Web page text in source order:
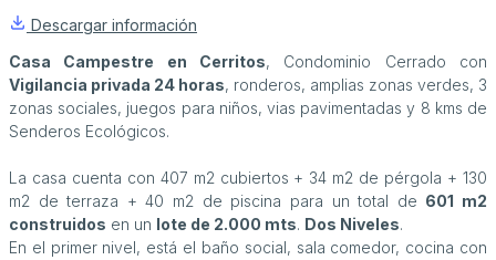
Descargar información
Casa Campestre en Cerritos, Condominio Cerrado con
Vigilancia privada 24 horas, ronderos, amplias zonas verdes, 3
zonas sociales, juegos para niños, vias pavimentadas y 8 kms de
Senderos Ecológicos.
La casa cuenta con 407 m2 cubiertos + 34 m2 de pérgola + 130
m2 de terraza + 40 m2 de piscina para un total de 601 m2
construidos en un lote de 2.000 mts. Dos Niveles.
En el primer nivel, está el baño social, sala comedor, cocina con